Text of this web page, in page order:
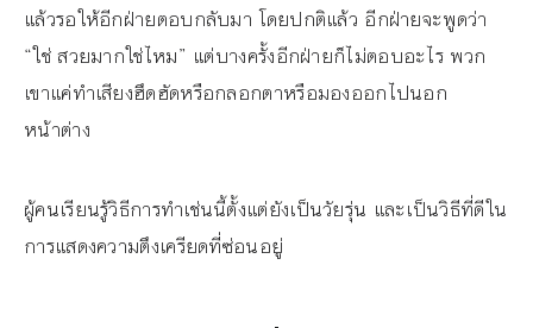
แล้วรอให้อีกฝ่ายตอบกลับมา โดยปกติแล้ว อีกฝ่ายจะพูดว่า
“ใช่ สวยมากใช่ไหม” แต่บางครั้งอีกฝ่ายก็ไม่ตอบอะไร พวก
เขาแค่ทำเสียงฮึดฮัดหรือกลอกตาหรือมองออกไปนอก
หน้าต่าง
ผู้คนเรียนรู้วิธีการทำเช่นนี้ตั้งแต่ยังเป็นวัยรุ่น และเป็นวิธีที่ดีใน
การแสดงความตึงเครียดที่ซ่อนอยู่